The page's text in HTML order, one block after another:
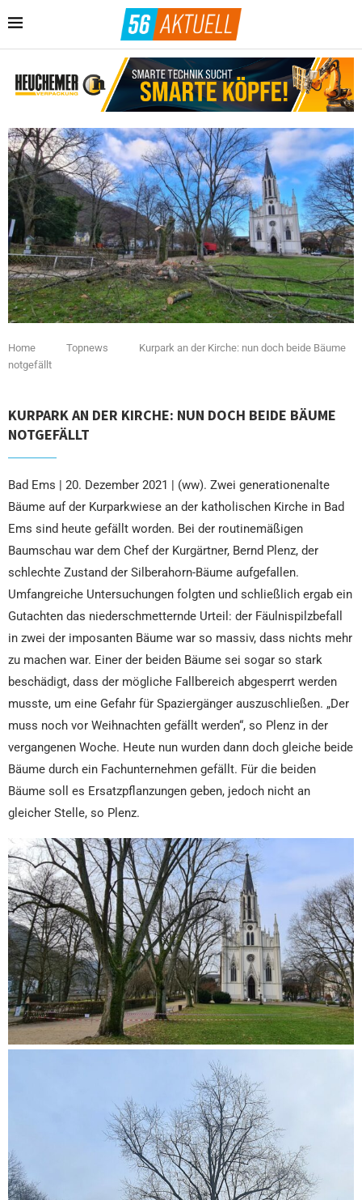
Home Topnews
Kurpark an der Kirche: nun doch beide Bäume
notgefällt
KURPARK AN DER KIRCHE: NUN DOCH BEIDE BÄUME
NOTGEFÄLLT
Bad Ems | 20. Dezember 2021 | (ww). Zwei generationenalte
Bäume auf der Kurparkwiese an der katholischen Kirche in Bad
Ems sind heute gefällt worden. Bei der routinemäßigen
Baumschau war dem Chef der Kurgärtner, Bernd Plenz, der
schlechte Zustand der Silberahorn-Bäume aufgefallen.
Umfangreiche Untersuchungen folgten und schließlich ergab ein
Gutachten das niederschmetternde Urteil: der Fäulnispilzbefall
in zwei der imposanten Bäume war so massiv, dass nichts mehr
zu machen war. Einer der beiden Bäume sei sogar so stark
beschädigt, dass der mögliche Fallbereich abgesperrt werden
musste, um eine Gefahr für Spaziergänger auszuschließen. „Der
muss noch vor Weihnachten gefällt werden“, so Plenz in der
vergangenen Woche. Heute nun wurden dann doch gleiche beide
Bäume durch ein Fachunternehmen gefällt. Für die beiden
Bäume soll es Ersatzpflanzungen geben, jedoch nicht an
gleicher Stelle, so Plenz.